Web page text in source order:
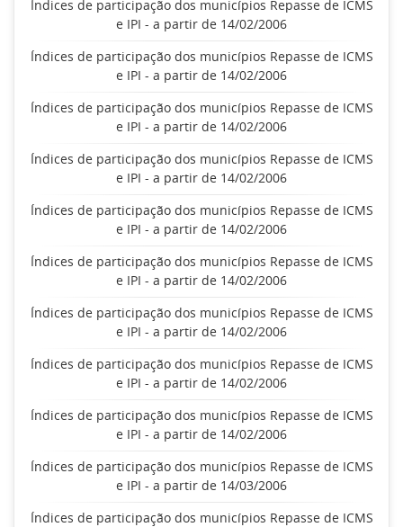
Índices de participação dos municípios Repasse de ICMS
e IPI - a partir de 14/02/2006
Índices de participação dos municípios Repasse de ICMS
e IPI - a partir de 14/02/2006
Índices de participação dos municípios Repasse de ICMS
e IPI - a partir de 14/02/2006
Índices de participação dos municípios Repasse de ICMS
e IPI - a partir de 14/02/2006
Índices de participação dos municípios Repasse de ICMS
e IPI - a partir de 14/02/2006
Índices de participação dos municípios Repasse de ICMS
e IPI - a partir de 14/02/2006
Índices de participação dos municípios Repasse de ICMS
e IPI - a partir de 14/02/2006
Índices de participação dos municípios Repasse de ICMS
e IPI - a partir de 14/02/2006
Índices de participação dos municípios Repasse de ICMS
e IPI - a partir de 14/02/2006
Índices de participação dos municípios Repasse de ICMS
e IPI - a partir de 14/03/2006
Índices de participação dos municípios Repasse de ICMS